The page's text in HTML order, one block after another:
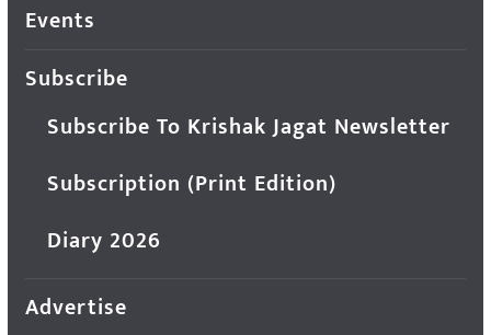
Events
Subscribe
Subscribe To Krishak Jagat Newsletter
Subscription (Print Edition)
Diary 2026
Advertise